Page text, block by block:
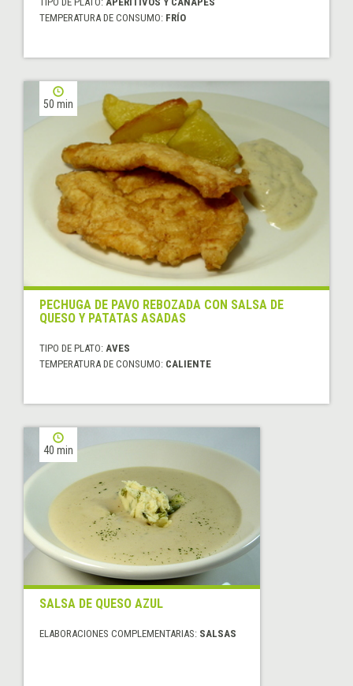
TEMPERATURA DE CONSUMO: FRÍO
50 min
PECHUGA DE PAVO REBOZADA CON SALSA DE
QUESO Y PATATAS ASADAS
TIPO DE PLATO: AVES
TEMPERATURA DE CONSUMO: CALIENTE
40 min
SALSA DE QUESO AZUL
ELABORACIONES COMPLEMENTARIAS: SALSAS